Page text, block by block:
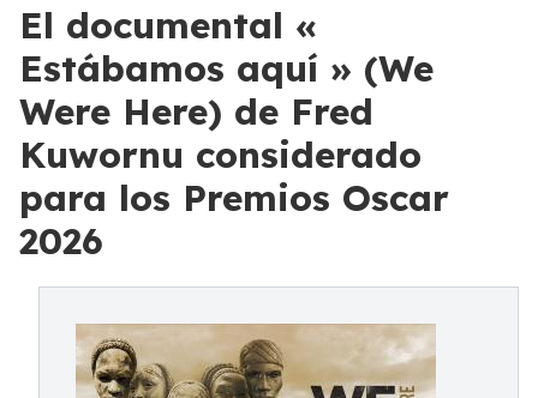
El documental «
Estábamos aquí » (We
Were Here) de Fred
Kuwornu considerado
para los Premios Oscar
2026